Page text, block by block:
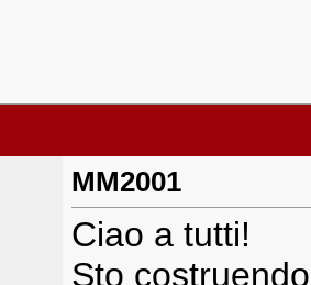
MM2001
Ciao a tutti!
Sto